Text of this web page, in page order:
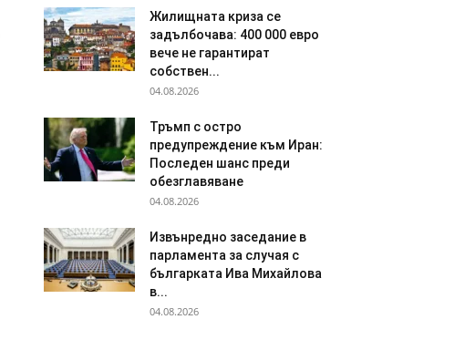
Жилищната криза се
задълбочава: 400 000 евро
вече не гарантират
собствен...
04.08.2026
Тръмп с остро
предупреждение към Иран:
Последен шанс преди
обезглавяване
04.08.2026
Извънредно заседание в
парламента за случая с
българката Ива Михайлова
в...
04.08.2026